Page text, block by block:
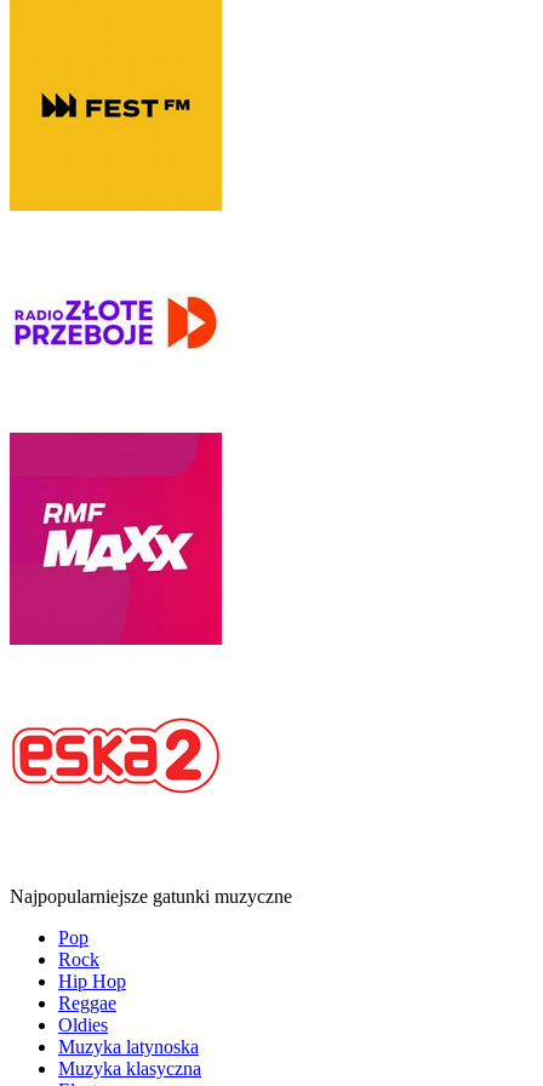
Najpopularniejsze gatunki muzyczne
Pop
Rock
Hip Hop
Reggae
Oldies
Muzyka latynoska
Muzyka klasyczna